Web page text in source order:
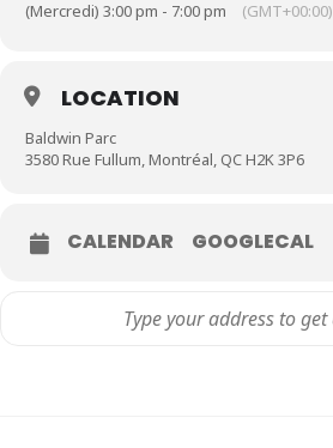
(Mercredi) 3:00 pm - 7:00 pm (GMT+00:00)
LOCATION
Baldwin Parc
3580 Rue Fullum, Montréal, QC H2K 3P6
CALENDAR GOOGLECAL